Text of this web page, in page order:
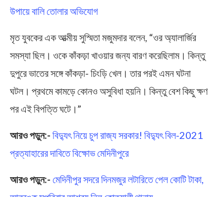
উপায়ে বালি তোলার অভিযোগ
মৃত যুবকের এক আত্মীয় সুস্মিতা মজুমদার বলেন, “ওর অ্যালার্জির
সমস্যা ছিল। ওকে কাঁকড়া খাওয়ার জন্য বারণ করেছিলাম। কিন্তু
দুপুরে ভাতের সঙ্গে কাঁকড়া- চিংড়ি খেল। তার পরই এমন ঘটনা
ঘটল। প্রথমে কামড়ে কোনও অসুবিধা হয়নি। কিন্তু বেশ কিছু ক্ষণ
পর এই বিপত্তি ঘটে।”
আরও পড়ুন:- বিদ্যুৎ নিয়ে চুপ রাজ্য সরকার! বিদ্যুৎ বিল-2021
প্রত্যাহারের দাবিতে বিক্ষোভ মেদিনীপুরে
আরও পড়ুন:- মেদিনীপুর সদরে দিনমজুর লটারিতে পেল কোটি টাকা,